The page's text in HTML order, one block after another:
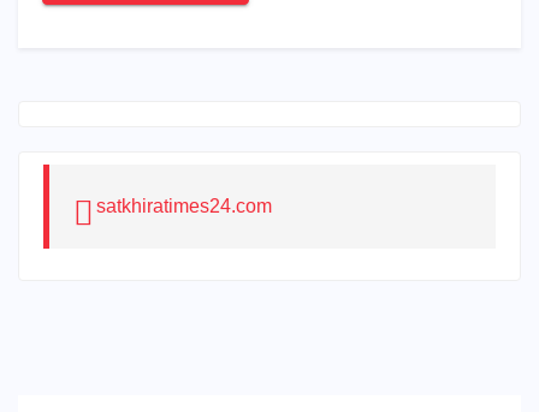
satkhiratimes24.com